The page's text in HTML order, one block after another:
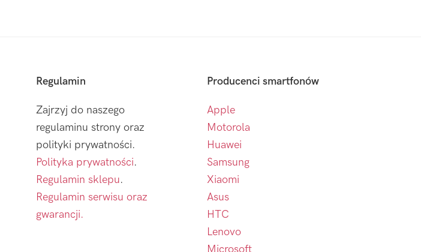
Regulamin
Zajrzyj do naszego
regulaminu strony oraz
polityki prywatności.
Polityka prywatności.
Regulamin sklepu.
Regulamin serwisu oraz
gwarancji.
Producenci smartfonów
Apple
Motorola
Huawei
Samsung
Xiaomi
Asus
HTC
Lenovo
Microsoft